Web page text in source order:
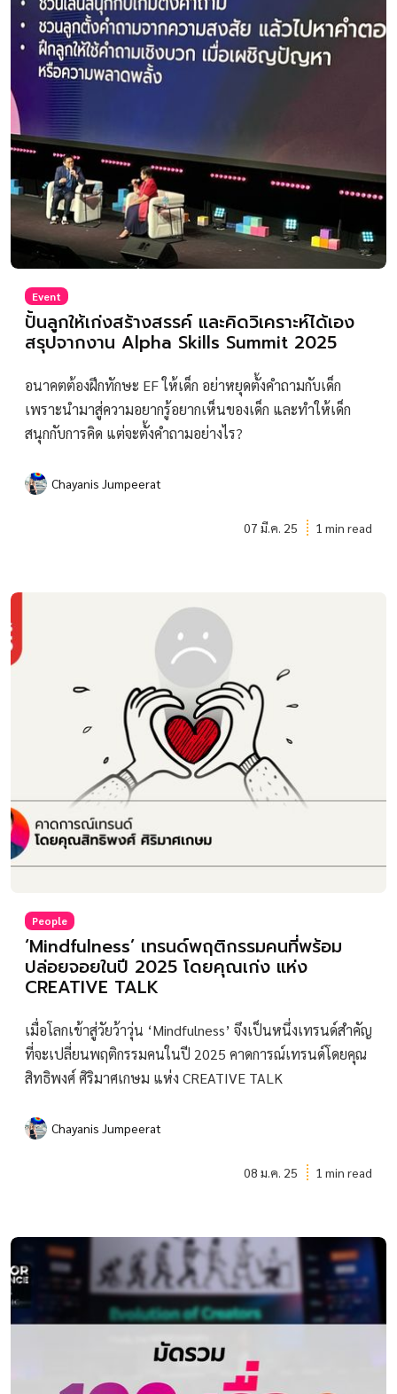
Event
ปั้นลูกให้เก่งสร้างสรรค์ และคิดวิเคราะห์ได้เอง
สรุปจากงาน Alpha Skills Summit 2025
อนาคตต้องฝึกทักษะ EF ให้เด็ก อย่าหยุดตั้งคำถามกับเด็ก
เพราะนำมาสู่ความอยากรู้อยากเห็นของเด็ก และทำให้เด็ก
สนุกกับการคิด แต่จะตั้งคำถามอย่างไร?
Chayanis Jumpeerat
07 มี.ค. 25 1 min read
People
‘Mindfulness’ เทรนด์พฤติกรรมคนที่พร้อม
ปล่อยจอยในปี 2025 โดยคุณเก่ง แห่ง
CREATIVE TALK
เมื่อโลกเข้าสู่วัยว้าวุ่น ‘Mindfulness’ จึงเป็นหนึ่งเทรนด์สำคัญ
ที่จะเปลี่ยนพฤติกรรมคนในปี 2025 คาดการณ์เทรนด์โดยคุณ
สิทธิพงศ์ ศิริมาศเกษม แห่ง CREATIVE TALK
Chayanis Jumpeerat
08 ม.ค. 25 1 min read